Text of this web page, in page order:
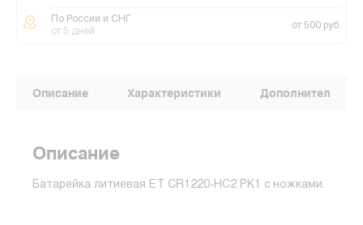
По России и СНГ
от 5 дней
от 500 руб.
Описание Характеристики
Описание
Батарейка литиевая ET CR1220-HC2 PK1 с ножками.